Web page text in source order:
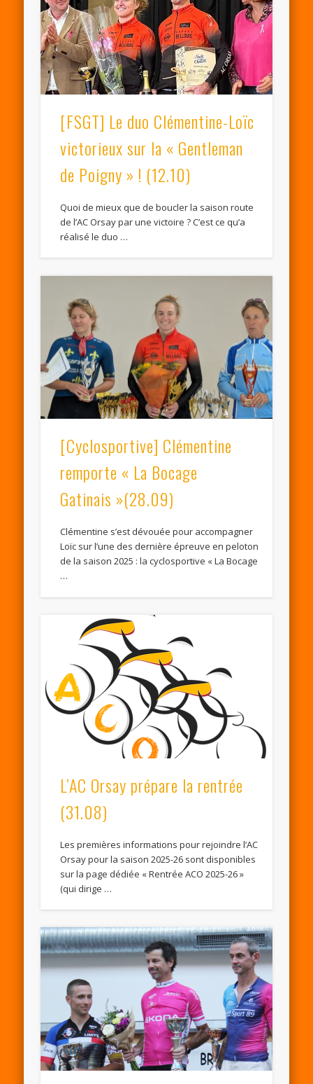
[FSGT] Le duo Clémentine-Loïc
victorieux sur la « Gentleman
de Poigny » ! (12.10)
Quoi de mieux que de boucler la saison route
de l’AC Orsay par une victoire ? C’est ce qu’a
réalisé le duo …
[Cyclosportive] Clémentine
remporte « La Bocage
Gatinais »(28.09)
Clémentine s’est dévouée pour accompagner
Loïc sur l’une des dernière épreuve en peloton
de la saison 2025 : la cyclosportive « La Bocage
…
L’AC Orsay prépare la rentrée
(31.08)
Les premières informations pour rejoindre l’AC
Orsay pour la saison 2025-26 sont disponibles
sur la page dédiée « Rentrée ACO 2025-26 »
(qui dirige …